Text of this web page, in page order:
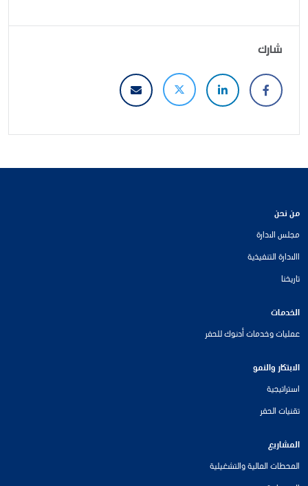
شارك
من نحن
مجلس الادارة
االادارة التنفيذية
تاريخنا
الخدمات
عمليات وخدمات أدنوك للحفر
الابتكار والنمو
استراتيجية
تقنيات الحفر
المشاريع
المحطات المالية والتشغيلية